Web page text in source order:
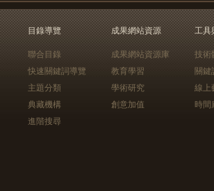
目錄導覽
聯合目錄
快速關鍵詞導覽
主題分類
典藏機構
進階搜尋
成果網站資源
成果網站資源庫
教育學習
學術研究
創意加值
工具
技術
關鍵
線上
時間